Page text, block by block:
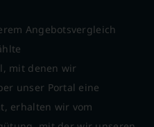
Angebotsvergleich
mit denen wir
unser Portal eine
erhalten wir vom